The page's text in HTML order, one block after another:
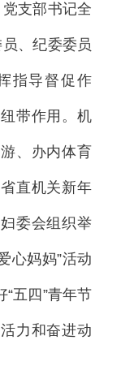
支部书记全
、纪委委员
指导督促作
带作用。机
、办内体育
直机关新年
委会组织举
心妈妈”活动
五四”青年节
力和奋进动